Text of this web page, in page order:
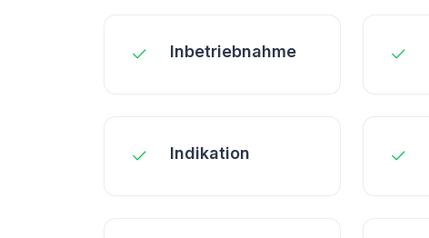
Inbetriebnahme
Indikation